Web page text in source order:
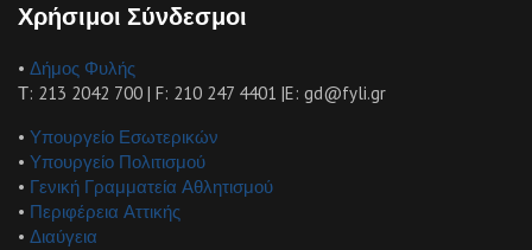
Χρήσιμοι Σύνδεσμοι
• Δήμος Φυλής
Τ: 213 2042 700 | F: 210 247 4401 |E: gd@fyli.gr
• Υπουργείο Εσωτερικών
• Υπουργείο Πολιτισμού
• Γενική Γραμματεία Αθλητισμού
• Περιφέρεια Αττικής
• Διαύγεια